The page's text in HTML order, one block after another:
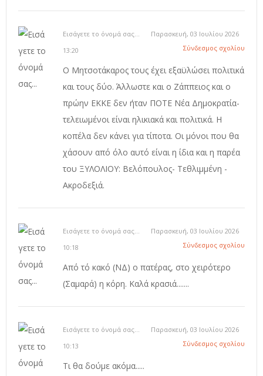
Εισάγετε το όνομά σας...
Παρασκευή, 03 Ιουλίου 2026
13:20
Σύνδεσμος σχολίου
Ο Μητσοτάκαρος τους έχει εξαϋλώσει πολιτικά
και τους δύο. Άλλωστε και ο Ζάππειος και ο
πρώην ΕΚΚΕ δεν ήταν ΠΟΤΕ Νέα Δημοκρατία-
τελειωμένοι είναι ηλικιακά και πολιτικά. Η
κοπέλα δεν κάνει για τίποτα. Οι μόνοι που θα
χάσουν από όλο αυτό είναι η ίδια και η παρέα
του ΞΥΛΟΛΙΟΥ: Βελόπουλος- Τεθλιμμένη -
Ακροδεξιά.
Εισάγετε το όνομά σας...
Παρασκευή, 03 Ιουλίου 2026
10:18
Σύνδεσμος σχολίου
Από τό κακό (ΝΔ) ο πατέρας, στο χειρότερο
(Σαμαρά) η κόρη. Καλά κρασιά.......
Εισάγετε το όνομά σας...
Παρασκευή, 03 Ιουλίου 2026
10:13
Σύνδεσμος σχολίου
Τι θα δούμε ακόμα.....